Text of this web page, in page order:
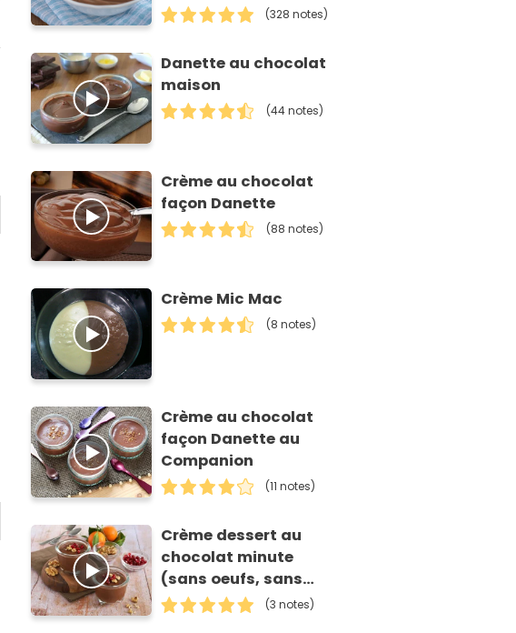
(328 notes)
Danette au chocolat
maison
(44 notes)
Crème au chocolat
façon Danette
(88 notes)
Crème Mic Mac
(8 notes)
Crème au chocolat
façon Danette au
Companion
(11 notes)
Crème dessert au
chocolat minute
(sans oeufs, sans
lactose)
(3 notes)